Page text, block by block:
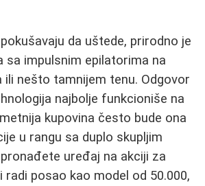
da uštede, prirodno je
impulsnim epilatorima na
ili nešto tamnijem tenu. Odgovor
najbolje funkcioniše na
kupovina često bude ona
u rangu sa duplo skupljim
uređaj na akciji za
radi posao kao model od 50.000,